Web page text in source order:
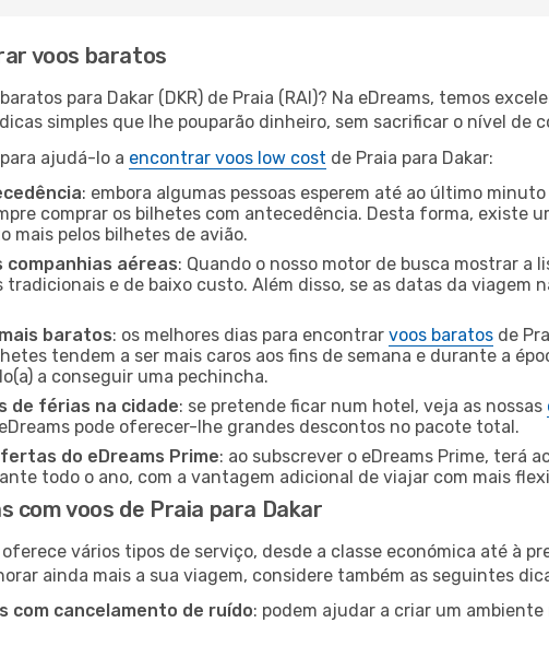
voos baratos
para Dakar (DKR) de Praia (RAI)? Na eDreams, temos
simples que lhe pouparão dinheiro, sem sacrificar o nível de
ajudá-lo a encontrar voos low cost de Praia para Dakar:
: embora algumas pessoas esperem até ao último
comprar os bilhetes com antecedência. Desta forma, existe
mais pelos bilhetes de avião.
aéreas: Quando o nosso motor de busca mostrar a
tradicionais e de baixo custo. Além disso, se as datas da
baratos: os melhores dias para encontrar voos baratos de
tendem a ser mais caros aos fins de semana e durante a
a conseguir uma pechincha.
de férias na cidade: se pretende ficar num hotel, veja as nossas
pode oferecer-lhe grandes descontos no pacote total.
do eDreams Prime: ao subscrever o eDreams Prime, terá
todo o ano, com a vantagem adicional de viajar com mais
com voos de Praia para Dakar
vários tipos de serviço, desde a classe económica até à
ainda mais a sua viagem, considere também as seguintes
com cancelamento de ruído: podem ajudar a criar um